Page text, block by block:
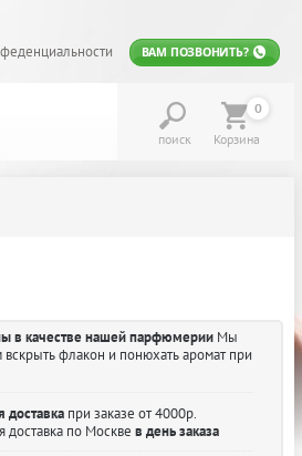
ВАМ ПОЗВОНИТЬ?
поиск
0
Корзина
в качестве нашей парфюмерииМы
флакон и понюхать аромат при
доставкапри заказе от 4000р.
доставка по Москве в день заказа